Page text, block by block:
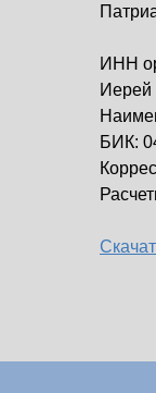
ИНН
Иерей
БИК: